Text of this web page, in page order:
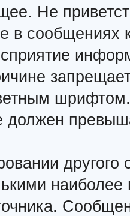
Не
в сообщениях
должен
другого